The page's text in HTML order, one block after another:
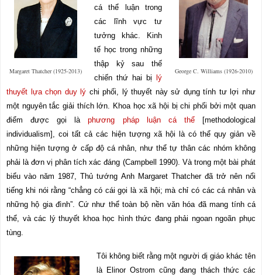
George C. Williams (1926-2010)
Margaret Thatcher (1925-2013)
cá thể luận trong
các lĩnh vực tư
tưởng khác. Kinh
tế học trong những
thập kỷ sau thế
chiến thứ hai bịlý
thuyết lựa chọn duy lý chi phối, lý thuyết này sử dụng tính tư lợi như
một nguyên tắc giải thích lớn. Khoa học xã hội bị chi phối bởi một quan
điểm được gọi làphương pháp luận cá thể[methodological
individualism], coi tất cả các hiện tượng xã hội là có thể quy giản về
những hiện tượng ở cấp độ cá nhân, như thể tự thân các nhóm không
phải là đơn vị phân tích xác đáng (Campbell 1990). Và trong một bài phát
biểu vào năm 1987, Thủ tướng Anh Margaret Thatcher đã trở nên nổi
tiếng khi nói rằng “chẳng có cái gọi là xã hội; mà chỉ có các cá nhân và
những hộ gia đình”. Cứ như thể toàn bộ nền văn hóa đã mang tính cá
thể, và các lý thuyết khoa học hình thức đang phải ngoan ngoãn phục
tùng.
Tôi không biết rằng một người dị giáo khác tên
là Elinor Ostrom cũng đang thách thức các